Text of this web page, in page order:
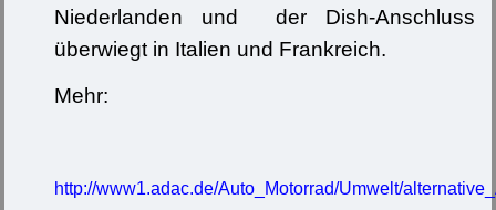
Niederlanden und der Dish-Anschluss
überwiegt in Italien und Frankreich.
Mehr:
http://www1.adac.de/Auto_Motorrad/Umwelt/